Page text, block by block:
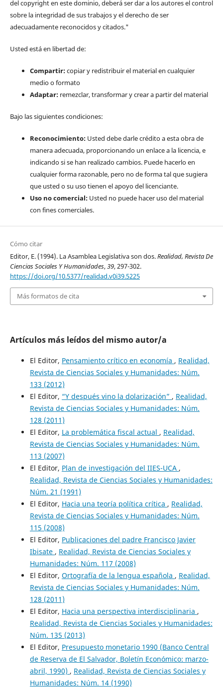
del copyright en este dominio, deberá ser dar a los autores el control
sobre la integridad de sus trabajos y el derecho de ser
adecuadamente reconocidos y citados."
Usted está en libertad de:
Compartir:copiar y redistribuir el material en cualquier
medio o formato
Adaptar:remezclar, transformar y crear a partir del material
Bajo las siguientes condiciones:
Reconocimiento:Usted debe darle crédito a esta obra de
manera adecuada, proporcionando un enlace a la licencia, e
indicando si se han realizado cambios. Puede hacerlo en
cualquier forma razonable, pero no de forma tal que sugiera
que usted o su uso tienen el apoyo del licenciante.
Uso no comercial:Usted no puede hacer uso del material
con fines comerciales.
Cómo citar
Editor, E. (1994). La Asamblea Legislativa son dos.Realidad, Revista De
Ciencias Sociales Y Humanidades,39, 297-302.
https://doi.org/10.5377/realidad.v0i39.5225
Más formatos de cita
Artículos más leídos del mismo autor/a
El Editor, Pensamiento crítico en economía , Realidad,
Revista de Ciencias Sociales y Humanidades: Núm.
133 (2012)
El Editor, “Y después vino la dolarización” , Realidad,
Revista de Ciencias Sociales y Humanidades: Núm.
128 (2011)
El Editor, La problemática fiscal actual , Realidad,
Revista de Ciencias Sociales y Humanidades: Núm.
113 (2007)
El Editor, Plan de investigación del IIES-UCA ,
Realidad, Revista de Ciencias Sociales y Humanidades:
Núm. 21 (1991)
El Editor, Hacia una teoría política crítica , Realidad,
Revista de Ciencias Sociales y Humanidades: Núm.
115 (2008)
El Editor, Publicaciones del padre Francisco Javier
Ibisate , Realidad, Revista de Ciencias Sociales y
Humanidades: Núm. 117 (2008)
El Editor, Ortografía de la lengua española , Realidad,
Revista de Ciencias Sociales y Humanidades: Núm.
128 (2011)
El Editor, Hacia una perspectiva interdisciplinaria ,
Realidad, Revista de Ciencias Sociales y Humanidades:
Núm. 135 (2013)
El Editor, Presupuesto monetario 1990 (Banco Central
de Reserva de El Salvador, Boletín Económico: marzo-
abril, 1990) , Realidad, Revista de Ciencias Sociales y
Humanidades: Núm. 14 (1990)